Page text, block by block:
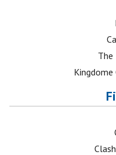
The
Kingdome